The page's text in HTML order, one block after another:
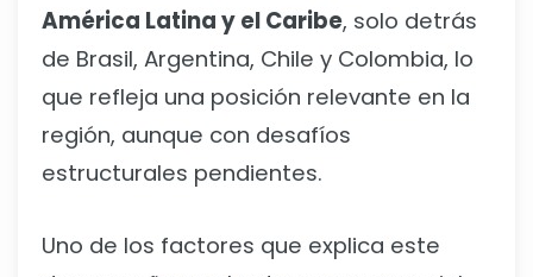
América Latina y el Caribe, solo detrás
de Brasil, Argentina, Chile y Colombia, lo
que refleja una posición relevante en la
región, aunque con desafíos
estructurales pendientes.
Uno de los factores que explica este